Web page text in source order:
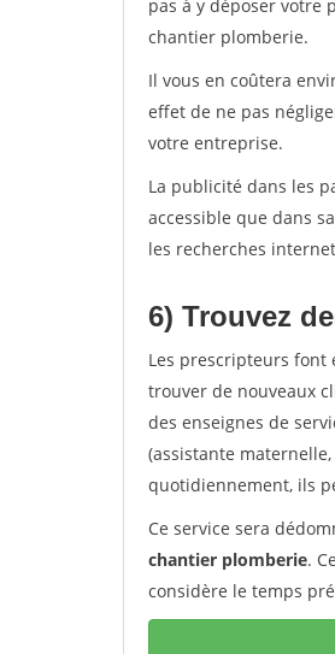
pas à y déposer votre
chantier plomberie.
Il vous en coûtera
effet de ne pas
votre entreprise.
La publicité dans les
accessible que dans
les recherches
6) Trouvez
Les prescripteurs font
trouver de nouveaux
des enseignes de
(assistante
quotidiennement, ils
Ce service sera
chantier plomberie.
considère le temps